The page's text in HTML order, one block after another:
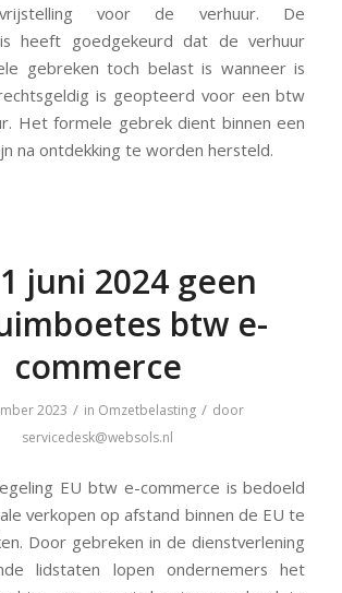
voor de verhuur. De
heeft goedgekeurd dat de verhuur
gebreken toch belast is wanneer is
is geopteerd voor een btw
Het formele gebrek dient binnen een
na ontdekking te worden hersteld.
juni 2024 geen
btw e-
commerce
2023 / in Omzetbelasting / door
servicedesk@websols.nl
EU btw e-commerce is bedoeld
verkopen op afstand binnen de EU te
Door gebreken in de dienstverlening
lidstaten lopen ondernemers het